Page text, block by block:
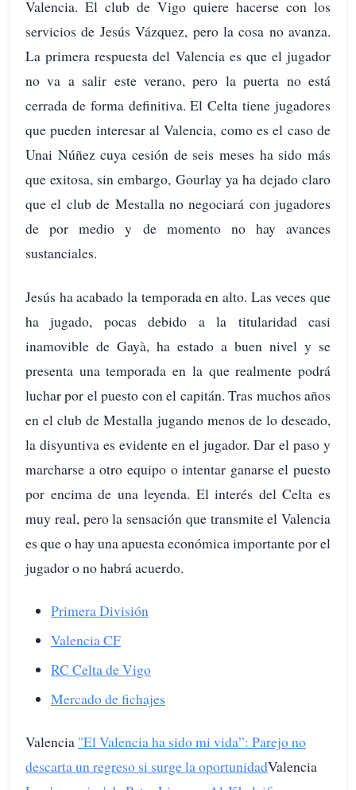
Valencia. El club de Vigo quiere hacerse con los
servicios de Jesús Vázquez, pero la cosa no avanza.
La primera respuesta del Valencia es que el jugador
no va a salir este verano, pero la puerta no está
cerrada de forma definitiva. El Celta tiene jugadores
que pueden interesar al Valencia, como es el caso de
Unai Núñez cuya cesión de seis meses ha sido más
que exitosa, sin embargo, Gourlay ya ha dejado claro
que el club de Mestalla no negociará con jugadores
de por medio y de momento no hay avances
sustanciales.
Jesús ha acabado la temporada en alto. Las veces que
ha jugado, pocas debido a la titularidad casi
inamovible de Gayà, ha estado a buen nivel y se
presenta una temporada en la que realmente podrá
luchar por el puesto con el capitán. Tras muchos años
en el club de Mestalla jugando menos de lo deseado,
la disyuntiva es evidente en el jugador. Dar el paso y
marcharse a otro equipo o intentar ganarse el puesto
por encima de una leyenda. El interés del Celta es
muy real, pero la sensación que transmite el Valencia
es que o hay una apuesta económica importante por el
jugador o no habrá acuerdo.
Primera División
Valencia CF
RC Celta de Vigo
Mercado de fichajes
Valencia "El Valencia ha sido mi vida”: Parejo no
descarta un regreso si surge la oportunidadValencia